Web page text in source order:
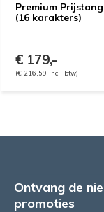
Premium
(16 karakters)
€ 179,-
(€ 216,59 Incl. btw)
Ontvang de
promoties